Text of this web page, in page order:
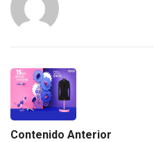
Contenido Anterior